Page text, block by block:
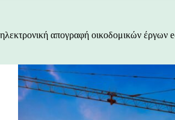
ηλεκτρονική απογραφή οικοδομικών